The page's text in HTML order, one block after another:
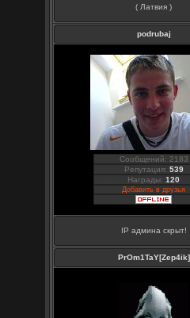
( Латвия )
podrubaj
Сообщений: 2183
Репутация: 539
Награды:120
Добавить в друзья
IP админа скрыт!
PrOm1TaY[Zep4ik]